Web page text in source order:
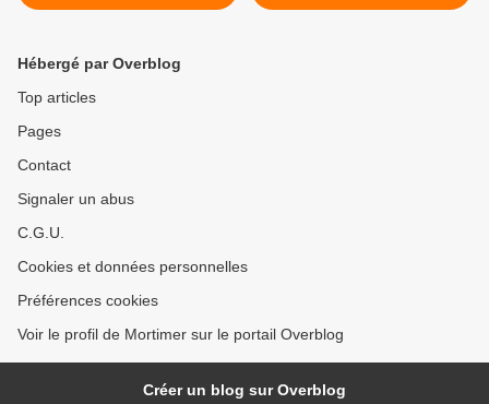
Hébergé par Overblog
Top articles
Pages
Contact
Signaler un abus
C.G.U.
Cookies et données personnelles
Préférences cookies
Voir le profil de Mortimer sur le portail Overblog
Créer un blog sur Overblog